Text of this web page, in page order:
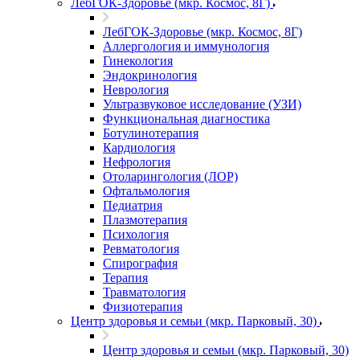
ЛебГОК-Здоровье (мкр. Космос, 8Г)
ЛебГОК-Здоровье (мкр. Космос, 8Г)
Аллергология и иммунология
Гинекология
Эндокринология
Неврология
Ультразвуковое исследование (УЗИ)
Функциональная диагностика
Ботулинотерапия
Кардиология
Нефрология
Отоларингология (ЛОР)
Офтальмология
Педиатрия
Плазмотерапия
Психология
Ревматология
Спирография
Терапия
Травматология
Физиотерапия
Центр здоровья и семьи (мкр. Парковый, 30)
Центр здоровья и семьи (мкр. Парковый, 30)